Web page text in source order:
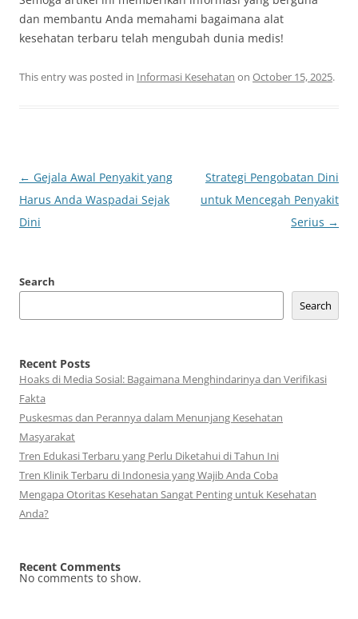
dan membantu Anda memahami bagaimana alat
kesehatan terbaru telah mengubah dunia medis!
This entry was posted in Informasi Kesehatan on October 15, 2025.
Post
navigation
← Gejala Awal Penyakit yang
Harus Anda Waspadai Sejak
Dini
Strategi Pengobatan Dini
untuk Mencegah Penyakit
Serius →
Search
Search
Recent Posts
Hoaks di Media Sosial: Bagaimana Menghindarinya dan Verifikasi
Fakta
Puskesmas dan Perannya dalam Menunjang Kesehatan
Masyarakat
Tren Edukasi Terbaru yang Perlu Diketahui di Tahun Ini
Tren Klinik Terbaru di Indonesia yang Wajib Anda Coba
Mengapa Otoritas Kesehatan Sangat Penting untuk Kesehatan
Anda?
Recent Comments
No comments to show.